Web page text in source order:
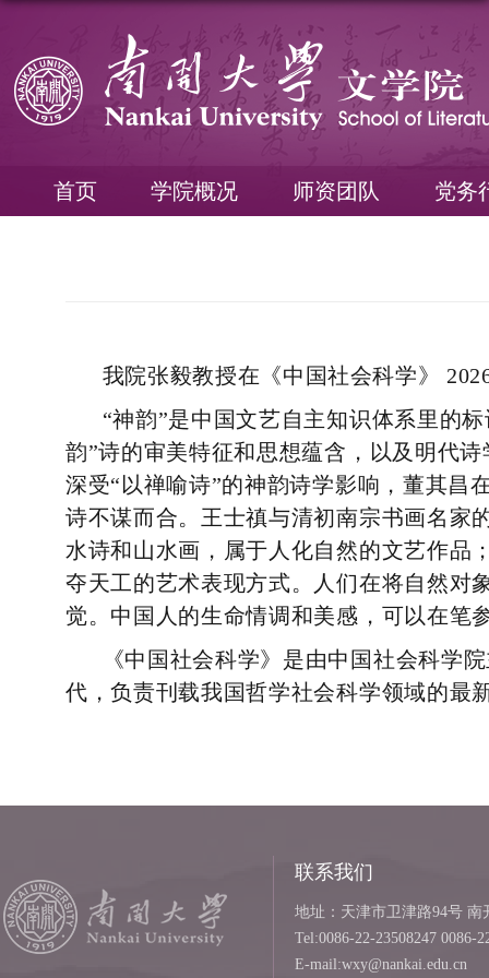
首页 学院概况 师资团队 党务
我院张毅教授在《中国社会科学》
“神韵”是中国文艺自主知识体系里的
韵”诗的审美特征和思想蕴含，以及明代诗
深受“以禅喻诗”的神韵诗学影响，董其昌
诗不谋而合。王士禛与清初南宗书画名家
水诗和山水画，属于人化自然的文艺作品
夺天工的艺术表现方式。人们在将自然对
觉。中国人的生命情调和美感，可以在笔
《中国社会科学》是由中国社会科学
代，负责刊载我国哲学社会科学领域的最
联系我们
地址：天津市卫津路94号 南
Tel:0086-22-23508247 0086-
E-mail:wxy@nankai.edu.cn